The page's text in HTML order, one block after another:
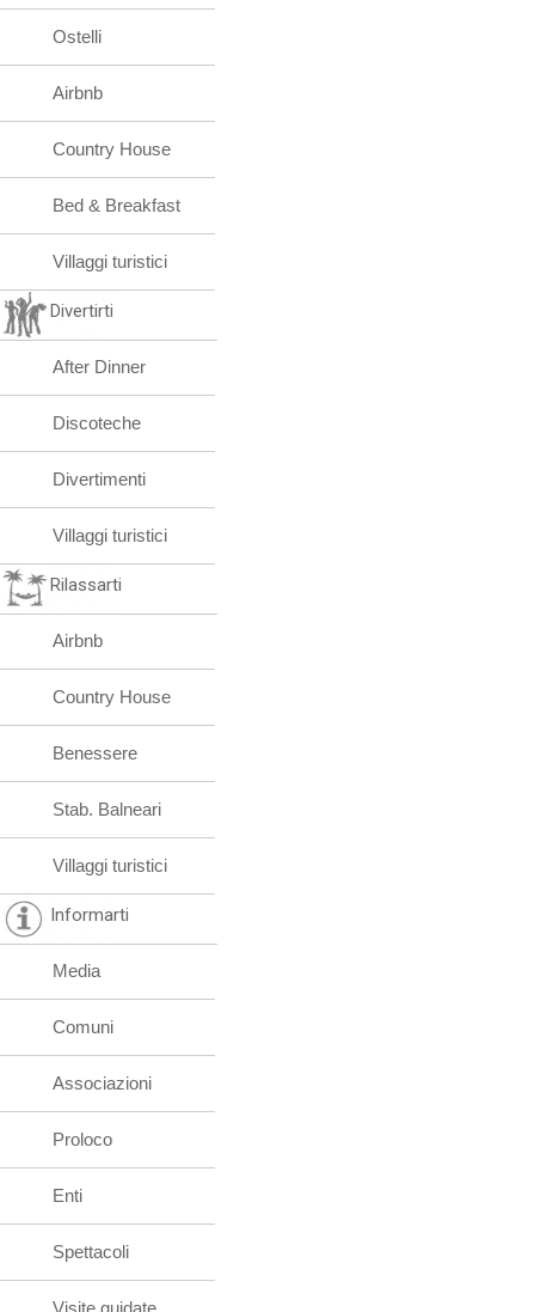
Ostelli
Airbnb
Country House
Bed & Breakfast
Villaggi turistici
Divertirti
After Dinner
Discoteche
Divertimenti
Villaggi turistici
Rilassarti
Airbnb
Country House
Benessere
Stab. Balneari
Villaggi turistici
Informarti
Media
Comuni
Associazioni
Proloco
Enti
Spettacoli
Visite guidate